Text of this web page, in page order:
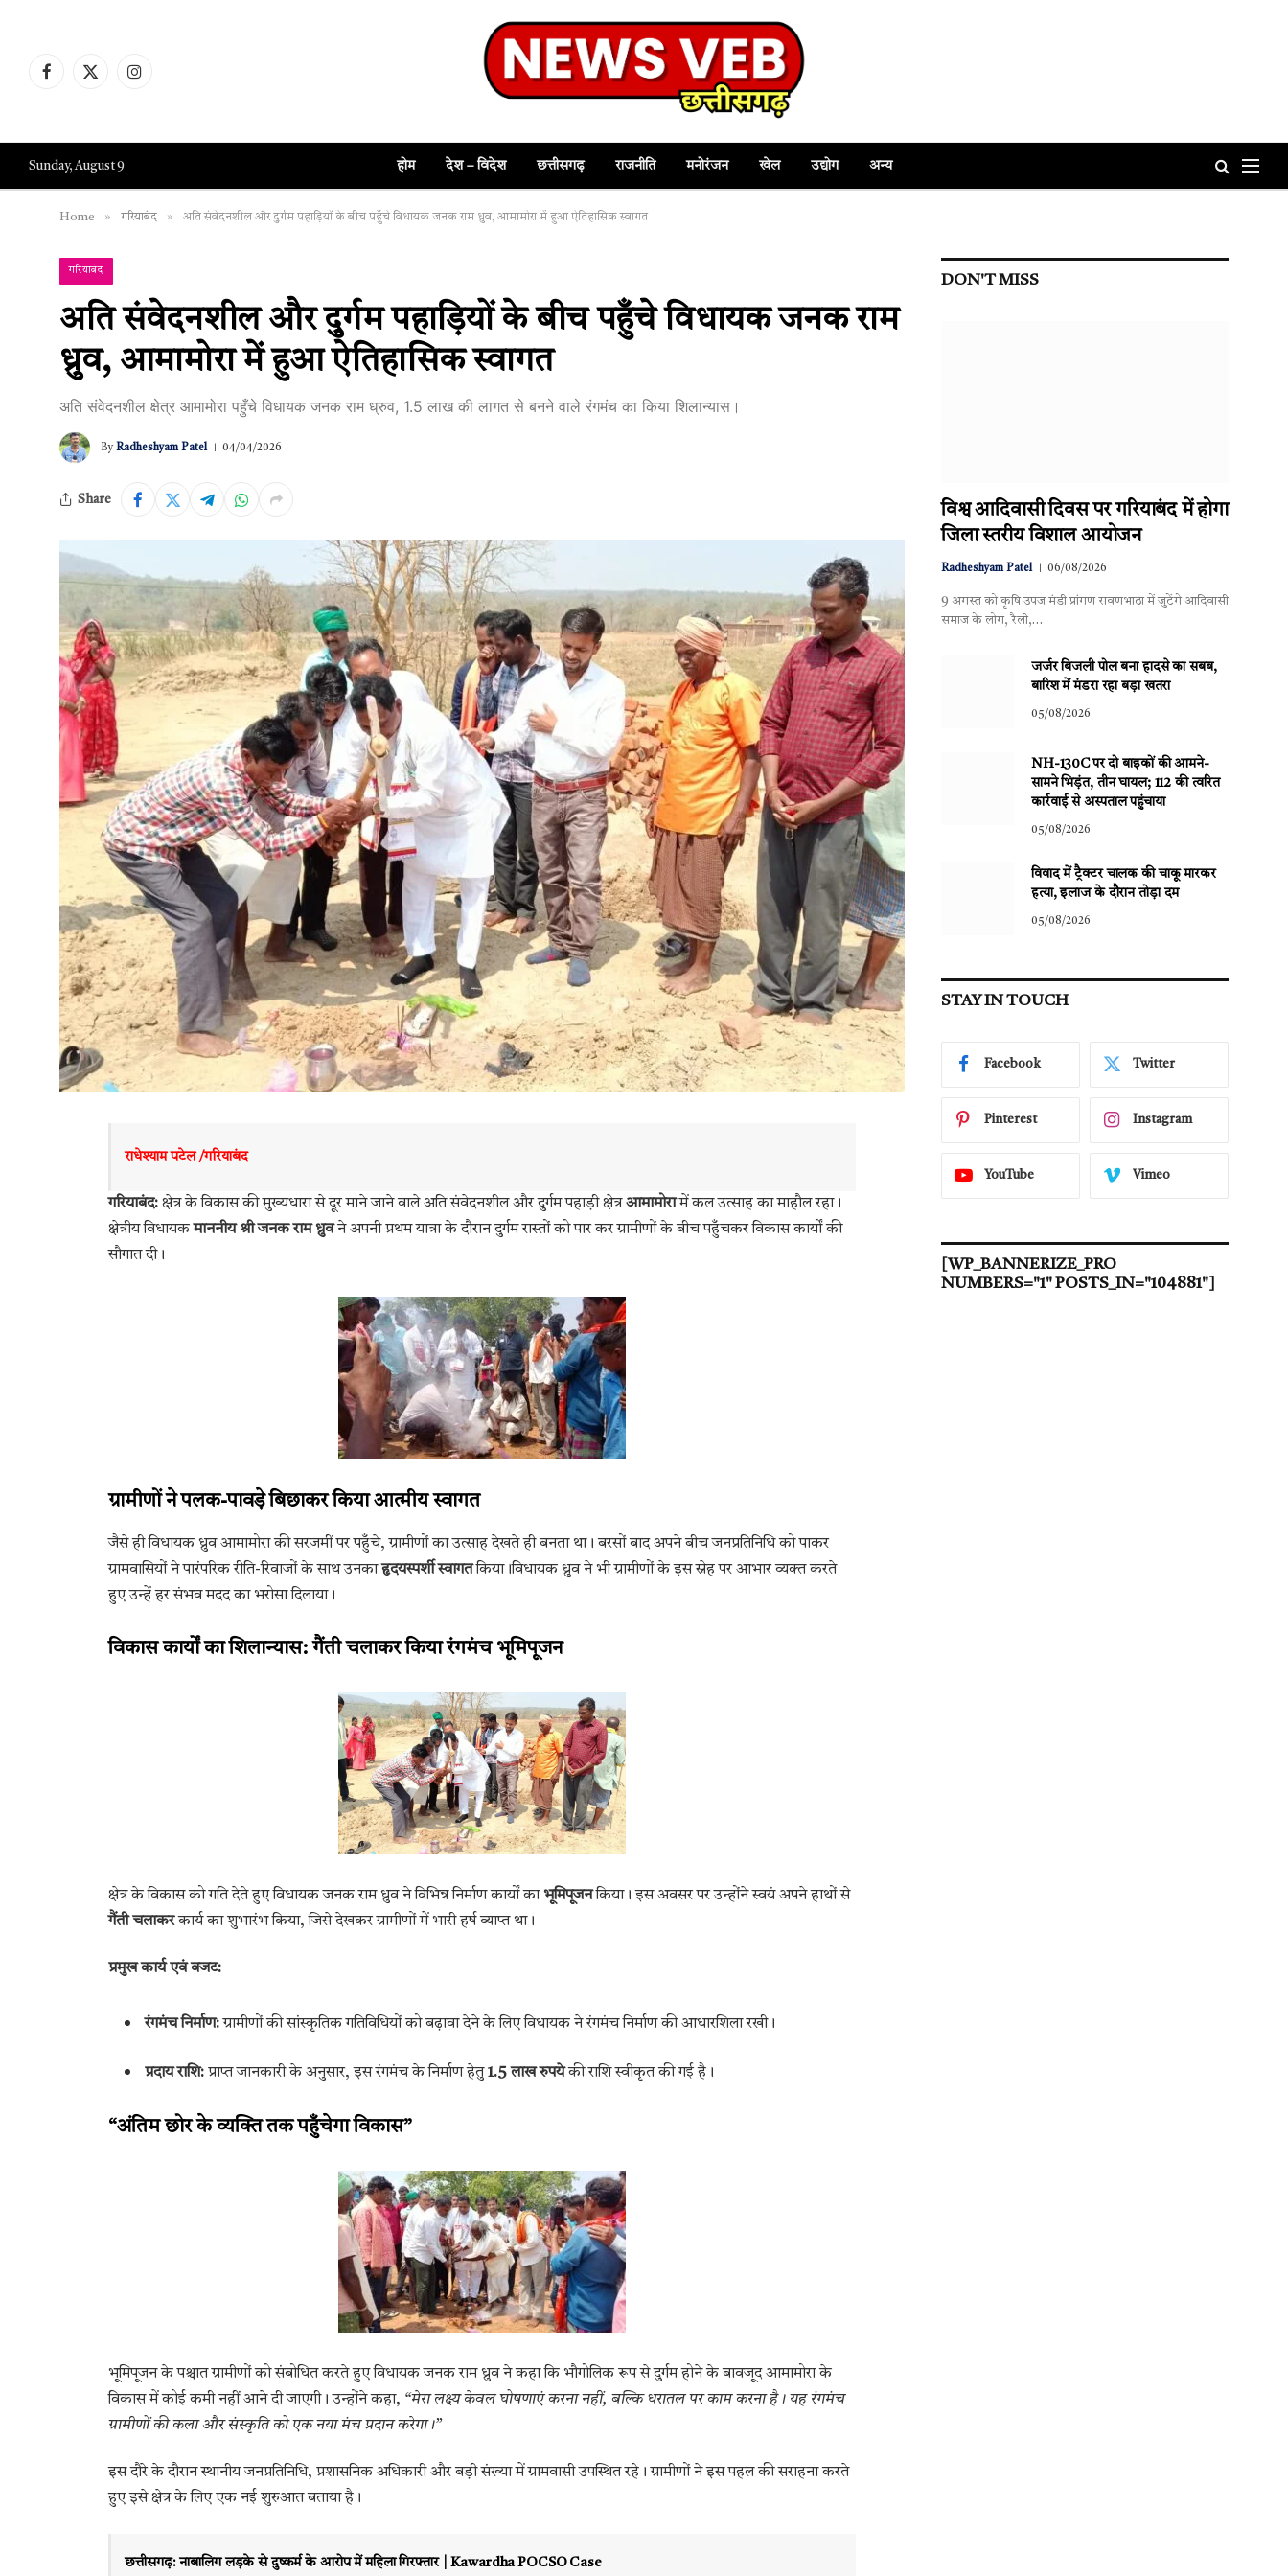
Facebook
X
Instagram
Sunday, August 9 होम देश – विदेश छत्तीसगढ़ राजनीति मनोरंजन खेल उद्योग अन्य
Home » गरियाबंद » अति संवेदनशील और दुर्गम पहाड़ियों के बीच पहुँचे विधायक जनक राम ध्रुव, आमामोरा में हुआ ऐतिहासिक स्वागत
गरियाबंद
अति संवेदनशील और दुर्गम पहाड़ियों के बीच पहुँचे विधायक जनक राम
ध्रुव, आमामोरा में हुआ ऐतिहासिक स्वागत
अति संवेदनशील क्षेत्र आमामोरा पहुँचे विधायक जनक राम ध्रुव, 1.5 लाख की लागत से बनने वाले रंगमंच का किया शिलान्यास।
By Radheshyam Patel 04/04/2026
Share
राधेश्याम पटेल /गरियाबंद
गरियाबंद:क्षेत्र के विकास की मुख्यधारा से दूर माने जाने वाले अति संवेदनशील और दुर्गम पहाड़ी क्षेत्रआमामोरामें कल उत्साह का माहौल रहा।
क्षेत्रीय विधायकमाननीय श्री जनक राम ध्रुवने अपनी प्रथम यात्रा के दौरान दुर्गम रास्तों को पार कर ग्रामीणों के बीच पहुँचकर विकास कार्यों की
सौगात दी।
ग्रामीणों ने पलक-पावड़े बिछाकर किया आत्मीय स्वागत
जैसे ही विधायक ध्रुव आमामोरा की सरजमीं पर पहुँचे, ग्रामीणों का उत्साह देखते ही बनता था। बरसों बाद अपने बीच जनप्रतिनिधि को पाकर
ग्रामवासियों ने पारंपरिक रीति-रिवाजों के साथ उनकाहृदयस्पर्शी स्वागतकिया।विधायक ध्रुव ने भी ग्रामीणों के इस स्नेह पर आभार व्यक्त करते
हुए उन्हें हर संभव मदद का भरोसा दिलाया।
विकास कार्यों का शिलान्यास: गैंती चलाकर किया रंगमंच भूमिपूजन
क्षेत्र के विकास को गति देते हुए विधायक जनक राम ध्रुव ने विभिन्न निर्माण कार्यों काभूमिपूजनकिया। इस अवसर पर उन्होंने स्वयं अपने हाथों से
गैंती चलाकरकार्य का शुभारंभ किया, जिसे देखकर ग्रामीणों में भारी हर्ष व्याप्त था।
प्रमुख कार्य एवं बजट:
रंगमंच निर्माण:ग्रामीणों की सांस्कृतिक गतिविधियों को बढ़ावा देने के लिए विधायक ने रंगमंच निर्माण की आधारशिला रखी।
प्रदाय राशि:प्राप्त जानकारी के अनुसार, इस रंगमंच के निर्माण हेतु1.5 लाख रुपयेकी राशि स्वीकृत की गई है।
“अंतिम छोर के व्यक्ति तक पहुँचेगा विकास”
भूमिपूजन के पश्चात ग्रामीणों को संबोधित करते हुए विधायक जनक राम ध्रुव ने कहा कि भौगोलिक रूप से दुर्गम होने के बावजूद आमामोरा के
विकास में कोई कमी नहीं आने दी जाएगी। उन्होंने कहा, “मेरा लक्ष्य केवल घोषणाएं करना नहीं, बल्कि धरातल पर काम करना है। यह रंगमंच
ग्रामीणों की कला और संस्कृति को एक नया मंच प्रदान करेगा।”
इस दौरे के दौरान स्थानीय जनप्रतिनिधि, प्रशासनिक अधिकारी और बड़ी संख्या में ग्रामवासी उपस्थित रहे। ग्रामीणों ने इस पहल की सराहना करते
हुए इसे क्षेत्र के लिए एक नई शुरुआत बताया है।
छत्तीसगढ़: नाबालिग लड़के से दुष्कर्म के आरोप में महिला गिरफ्तार | Kawardha POCSO Case
DON'T MISS
विश्व आदिवासी दिवस पर गरियाबंद में होगा
जिला स्तरीय विशाल आयोजन
Radheshyam Patel 06/08/2026
9 अगस्त को कृषि उपज मंडी प्रांगण रावणभाठा में जुटेंगे आदिवासी
समाज के लोग, रैली,…
जर्जर बिजली पोल बना हादसे का सबब,
बारिश में मंडरा रहा बड़ा खतरा
05/08/2026
NH-130C पर दो बाइकों की आमने-
सामने भिड़ंत, तीन घायल; 112 की त्वरित
कार्रवाई से अस्पताल पहुंचाया
05/08/2026
विवाद में ट्रैक्टर चालक की चाकू मारकर
हत्या, इलाज के दौरान तोड़ा दम
05/08/2026
STAY IN TOUCH
Facebook Twitter
Pinterest Instagram
YouTube Vimeo
[WP_BANNERIZE_PRO
NUMBERS="1" POSTS_IN="104881"]